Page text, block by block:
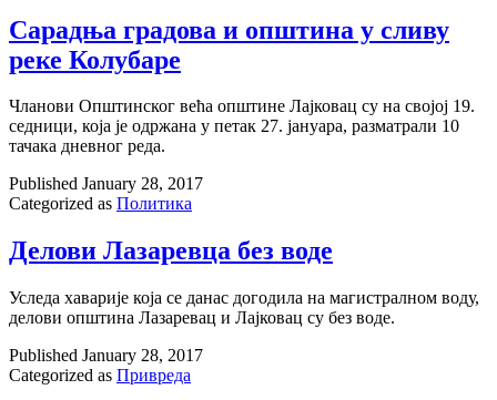
Сарадња градова и општина у сливу
реке Колубаре
Чланови Општинског већа општине Лајковац су на својој 19.
седници, која је одржана у петак 27. јануара, разматрали 10
тачака дневног реда.
Published January 28, 2017
Categorized as Политика
Делови Лазаревца без воде
Уследа хаварије која се данас догодила на магистралном воду,
делови општина Лазаревац и Лајковац су без воде.
Published January 28, 2017
Categorized as Привреда